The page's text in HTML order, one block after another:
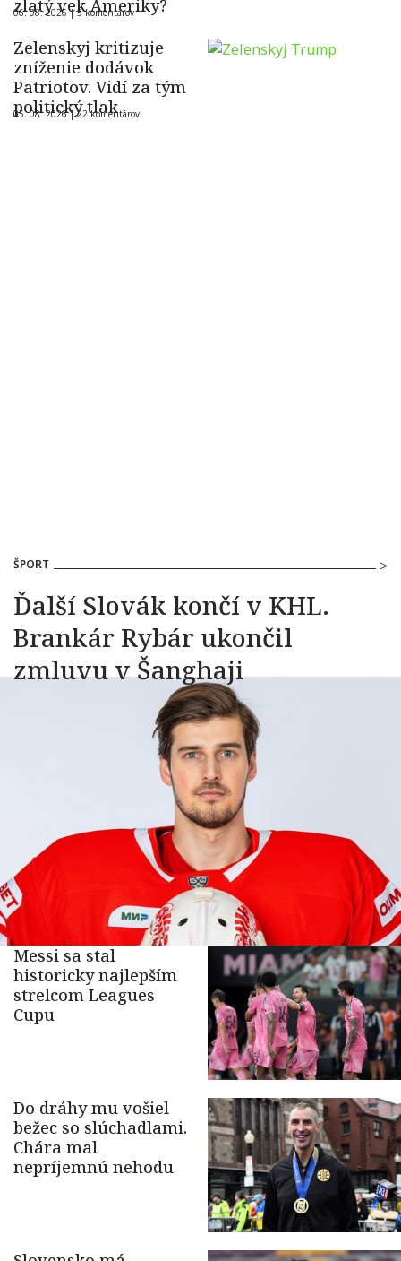
zlatý vek Ameriky?
06. 08. 2026 |5 komentárov
Zelenskyj kritizuje
zníženie dodávok
Patriotov. Vidí za tým
politický tlak
05. 08. 2026 |22 komentárov
ŠPORT